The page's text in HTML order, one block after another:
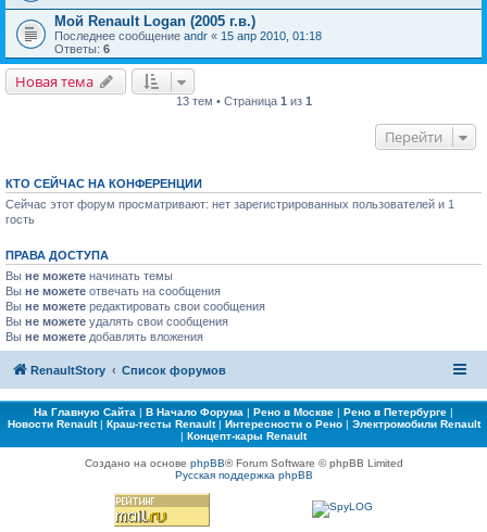
Мой Renault Logan (2005 г.в.)
Последнее сообщение andr « 15 апр 2010, 01:18
Ответы: 6
Новая тема
13 тем • Страница 1 из 1
Перейти
КТО СЕЙЧАС НА КОНФЕРЕНЦИИ
Сейчас этот форум просматривают: нет зарегистрированных пользователей и 1
гость
ПРАВА ДОСТУПА
Вы не можете начинать темы
Вы не можете отвечать на сообщения
Вы не можете редактировать свои сообщения
Вы не можете удалять свои сообщения
Вы не можете добавлять вложения
RenaultStory Список форумов
На Главную Сайта | В Начало Форума | Рено в Москве | Рено в Петербурге |
Новости Renault| Краш-тесты Renault| Интересности о Рено| Электромобили Renault
| Концепт-кары Renault
Создано на основе phpBB® Forum Software © phpBB Limited
Русская поддержка phpBB